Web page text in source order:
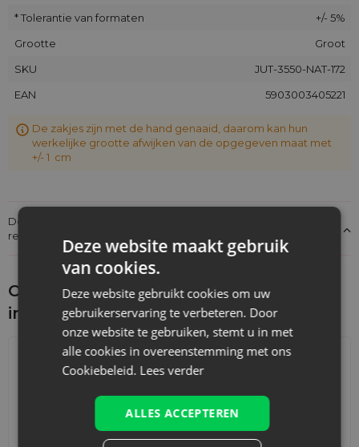
* Tolerantie van formaten
+/- 5%
Grootte
Groot
SKU
JUT-3550-NAT-172
EAN
5903003405221
De zakjes zijn met de hand genaaid, daarom kan hun
werkelijke grootte afwijken van de opgegeven maat met
+/- 1 cm
Details over de conformiteit van het product met de
regelgeving: Productverantwoordelijkheid
Ontdek wat je nog meer zou kunnen
interesseren
Deze website maakt gebruik
van cookies.
Deze website gebruikt cookies om uw
gebruikerservaring te verbeteren. Door
onze website te gebruiken, stemt u in met
alle cookies in overeenstemming met ons
Cookiebeleid. Lees verder
ALLES ACCEPTEREN